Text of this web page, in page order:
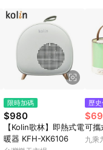
限時加碼
$980
【Kolin歌林】即熱式電
暖器 KFH-XK6106
歷
可攜
九乘